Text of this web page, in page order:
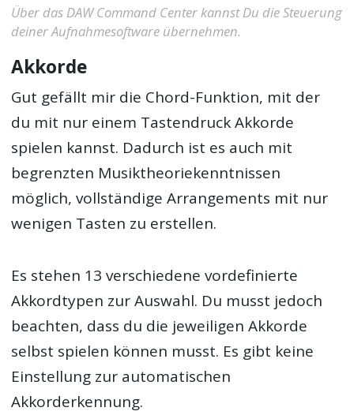
Über das DAW Command Center kannst Du die Steuerung
deiner Aufnahmesoftware übernehmen.
Akkorde
Gut gefällt mir die Chord-Funktion, mit der
du mit nur einem Tastendruck Akkorde
spielen kannst. Dadurch ist es auch mit
begrenzten Musiktheoriekenntnissen
möglich, vollständige Arrangements mit nur
wenigen Tasten zu erstellen.
Es stehen 13 verschiedene vordefinierte
Akkordtypen zur Auswahl. Du musst jedoch
beachten, dass du die jeweiligen Akkorde
selbst spielen können musst. Es gibt keine
Einstellung zur automatischen
Akkorderkennung.